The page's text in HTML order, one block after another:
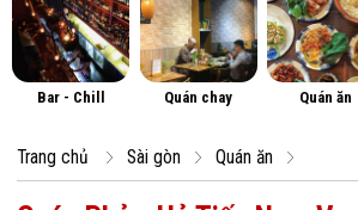
Bar - Chill Quán chay Quán ăn
Trang chủ Sài gòn Quán ăn